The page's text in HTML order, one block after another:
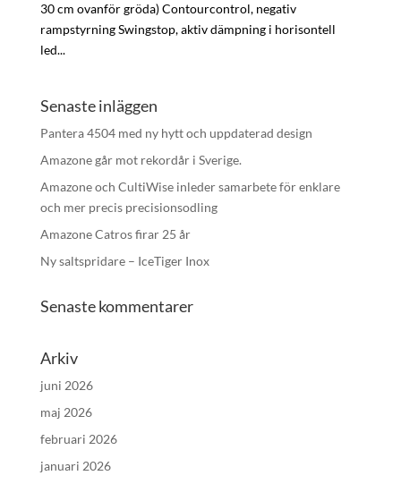
30 cm ovanför gröda) Contourcontrol, negativ
rampstyrning Swingstop, aktiv dämpning i horisontell
led...
Senaste inläggen
Pantera 4504 med ny hytt och uppdaterad design
Amazone går mot rekordår i Sverige.
Amazone och CultiWise inleder samarbete för enklare
och mer precis precisionsodling
Amazone Catros firar 25 år
Ny saltspridare – IceTiger Inox
Senaste kommentarer
Arkiv
juni 2026
maj 2026
februari 2026
januari 2026